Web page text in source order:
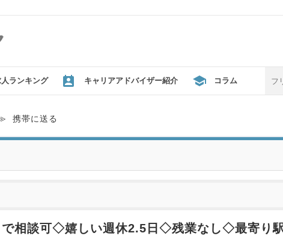
ランキング キャリアアドバイザー紹介 コラム
携帯に送る
で相談可◇嬉しい週休2.5日◇残業なし◇最寄り